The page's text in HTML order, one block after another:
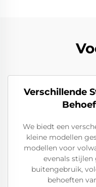
Verschillende
We biedt een
kleine modellen
modellen voor
evenals
buitengebruik,
behoeften